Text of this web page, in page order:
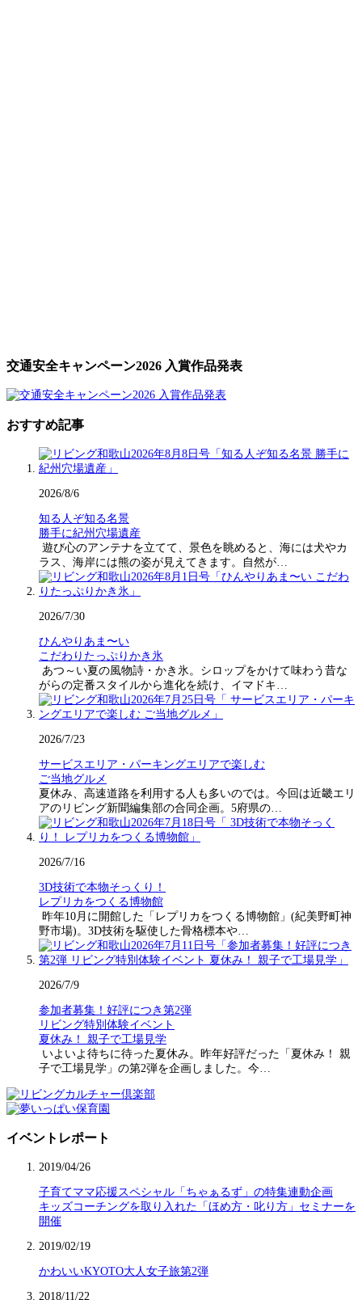
交通安全キャンペーン2026 入賞作品発表
おすすめ記事
2026/8/6
知る人ぞ知る名景
勝手に紀州穴場遺産
遊び心のアンテナを立てて、景色を眺めると、海には犬やカ
ラス、海岸には熊の姿が見えてきます。自然が…
2026/7/30
ひんやりあま〜い
こだわりたっぷりかき氷
あつ～い夏の風物詩・かき氷。シロップをかけて味わう昔な
がらの定番スタイルから進化を続け、イマドキ…
2026/7/23
サービスエリア・パーキングエリアで楽しむ
ご当地グルメ
夏休み、高速道路を利用する人も多いのでは。今回は近畿エリ
アのリビング新聞編集部の合同企画。5府県の…
2026/7/16
3D技術で本物そっくり！
レプリカをつくる博物館
昨年10月に開館した「レプリカをつくる博物館」(紀美野町神
野市場)。3D技術を駆使した骨格標本や…
2026/7/9
参加者募集！好評につき第2弾
リビング特別体験イベント
夏休み！ 親子で工場見学
いよいよ待ちに待った夏休み。昨年好評だった「夏休み！ 親
子で工場見学」の第2弾を企画しました。今…
イベントレポート
2019/04/26
子育てママ応援スペシャル「ちゃぁるず」の特集連動企画
キッズコーチングを取り入れた「ほめ方・叱り方」セミナーを
開催
2019/02/19
かわいいKYOTO大人女子旅第2弾
2018/11/22